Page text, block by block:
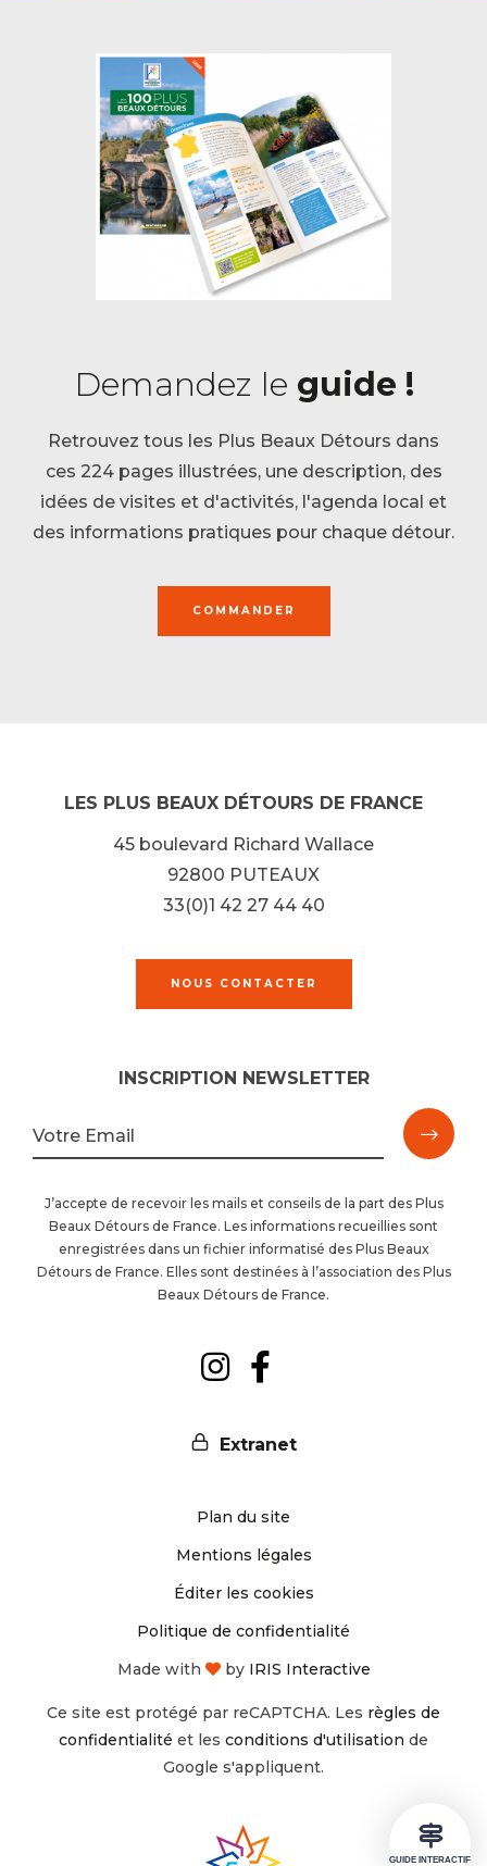
GUIDE INTERACTIF
Demandez le guide !
Retrouvez tous les Plus Beaux Détours dans
ces 224 pages illustrées, une description, des
idées de visites et d'activités, l'agenda local et
des informations pratiques pour chaque détour.
COMMANDER
LES PLUS BEAUX DÉTOURS DE FRANCE
45 boulevard Richard Wallace
92800 PUTEAUX
33(0)1 42 27 44 40
NOUS CONTACTER
INSCRIPTION NEWSLETTER
Votre Email
la
J’accepte de recevoir les mails et conseils de la part des Plus
Beaux Détours de France. Les informations recueillies sont
enregistrées dans un fichier informatisé des Plus Beaux
Détours de France. Elles sont destinées à l’association des Plus
Beaux Détours de France.
Suivez-
Instagram
Suivez-
Facebook
Extranet
Plan du site
Mentions légales
Éditer les cookies
Politique de confidentialité
Made with
by IRIS Interactive
Ce site est protégé par reCAPTCHA. Les règles de
confidentialité et les conditions d'utilisation de
Google s'appliquent.